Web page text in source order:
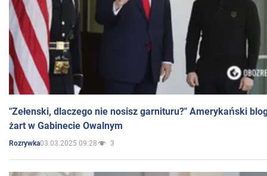
"Zełenski, dlaczego nie nosisz garnituru?" Amerykański
żart w Gabinecie Owalnym
Rozrywka03.03.2025 09:28 3